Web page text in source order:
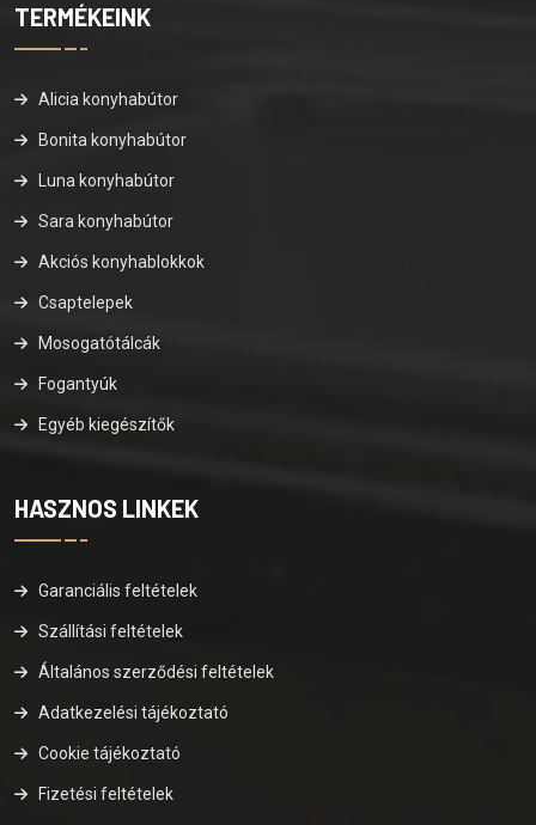
TERMÉKEINK
Alicia konyhabútor
Bonita konyhabútor
Luna konyhabútor
Sara konyhabútor
Akciós konyhablokkok
Csaptelepek
Mosogatótálcák
Fogantyúk
Egyéb kiegészítők
HASZNOS LINKEK
Garanciális feltételek
Szállítási feltételek
Általános szerződési feltételek
Adatkezelési tájékoztató
Cookie tájékoztató
Fizetési feltételek